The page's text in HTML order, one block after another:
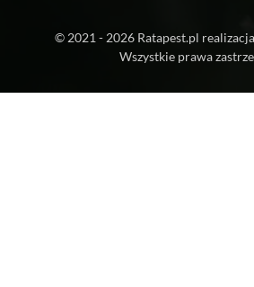
© 2021 - 2026 Ratapest.pl realizacja
Wszystkie prawa